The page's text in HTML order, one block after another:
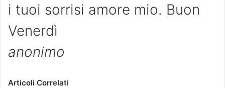
i tuoi sorrisi amore mio. Buon
Venerdì
anonimo
Articoli Correlati